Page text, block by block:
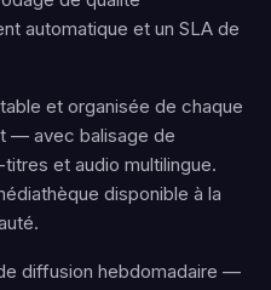
automatique et un SLA de
et organisée de chaque
— avec balisage de
et audio multilingue.
disponible à la
diffusion hebdomadaire —